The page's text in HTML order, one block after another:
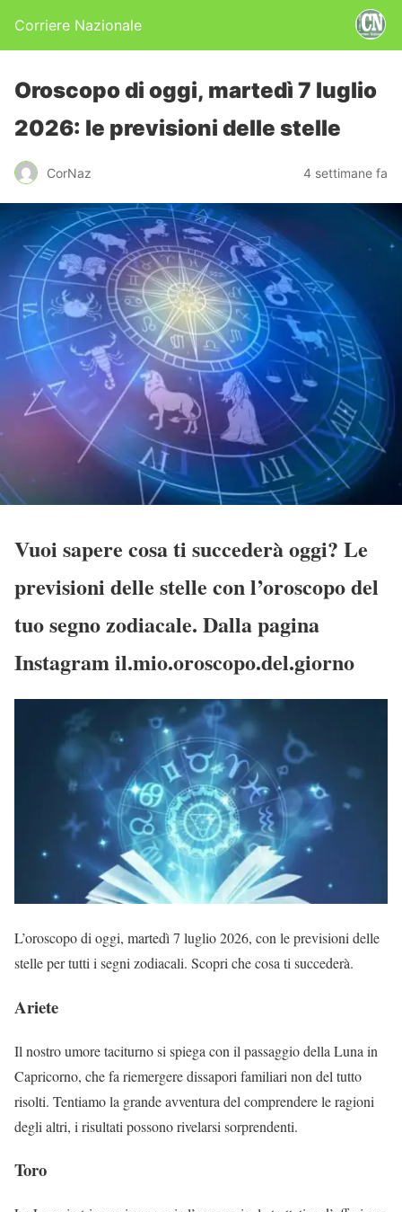
Corriere Nazionale
Oroscopo di oggi, martedì 7 luglio
2026: le previsioni delle stelle
CorNaz 4 settimane fa
Vuoi sapere cosa ti succederà oggi? Le
previsioni delle stelle con l’oroscopo del
tuo segno zodiacale. Dalla pagina
Instagram il.mio.oroscopo.del.giorno
L’oroscopo di oggi, martedì 7 luglio 2026, con le previsioni delle
stelle per tutti i segni zodiacali. Scopri che cosa ti succederà.
Ariete
Il nostro umore taciturno si spiega con il passaggio della Luna in
Capricorno, che fa riemergere dissapori familiari non del tutto
risolti. Tentiamo la grande avventura del comprendere le ragioni
degli altri, i risultati possono rivelarsi sorprendenti.
Toro